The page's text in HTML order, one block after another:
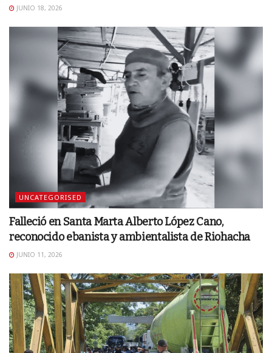
JUNIO 18, 2026
UNCATEGORISED
Falleció en Santa Marta Alberto López Cano,
reconocido ebanista y ambientalista de Riohacha
JUNIO 11, 2026